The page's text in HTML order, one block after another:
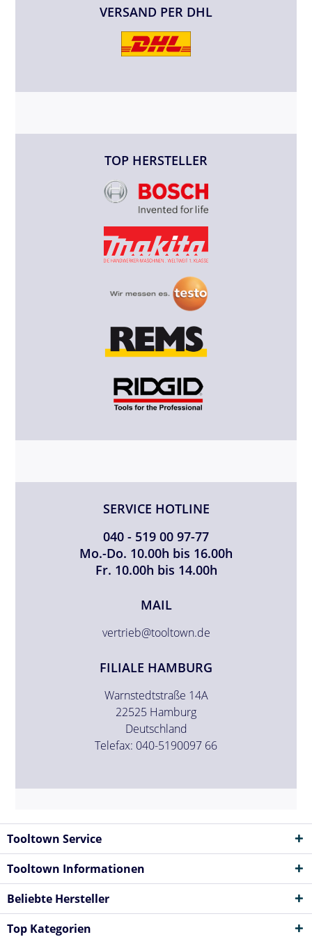
VERSAND PER DHL
TOP HERSTELLER
SERVICE HOTLINE
040 - 519 00 97-77
Mo.-Do. 10.00h bis 16.00h
Fr. 10.00h bis 14.00h
MAIL
vertrieb@tooltown.de
FILIALE HAMBURG
Warnstedtstraße 14A
22525 Hamburg
Deutschland
Telefax: 040-5190097 66
Tooltown Service
Tooltown Informationen
Beliebte Hersteller
Top Kategorien